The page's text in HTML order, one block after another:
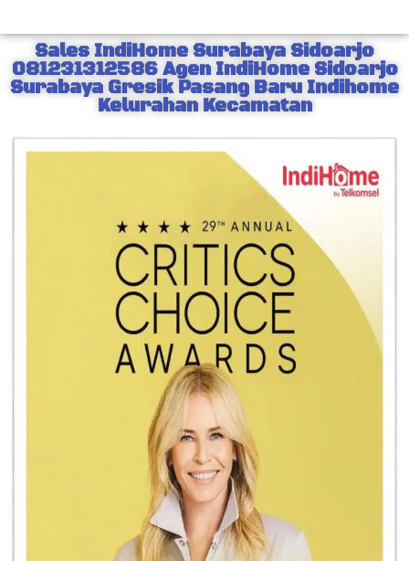
Sales IndiHome Surabaya Sidoarjo
081231312586 Agen IndiHome Sidoarjo
Surabaya Gresik Pasang Baru Indihome
Kelurahan Kecamatan